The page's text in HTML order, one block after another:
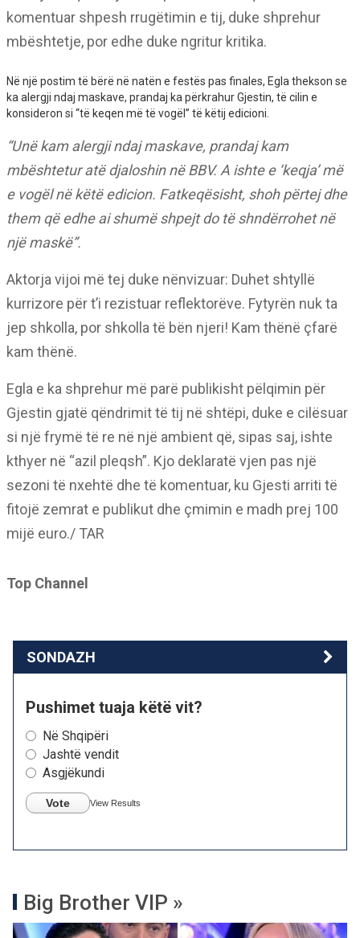
komentuar shpesh rrugëtimin e tij, duke shprehur
mbështetje, por edhe duke ngritur kritika.
Në një postim të bërë në natën e festës pas finales, Egla thekson se
ka alergji ndaj maskave, prandaj ka përkrahur Gjestin, të cilin e
konsideron si “të keqen më të vogël” të këtij edicioni.
“Unë kam alergji ndaj maskave, prandaj kam
mbështetur atë djaloshin në BBV. A ishte e ‘keqja’ më
e vogël në këtë edicion. Fatkeqësisht, shoh përtej dhe
them që edhe ai shumë shpejt do të shndërrohet në
një maskë”.
Aktorja vijoi më tej duke nënvizuar: Duhet shtyllë
kurrizore për t’i rezistuar reflektorëve. Fytyrën nuk ta
jep shkolla, por shkolla të bën njeri! Kam thënë çfarë
kam thënë.
Egla e ka shprehur më parë publikisht pëlqimin për
Gjestin gjatë qëndrimit të tij në shtëpi, duke e cilësuar
si një frymë të re në një ambient që, sipas saj, ishte
kthyer në “azil pleqsh”. Kjo deklaratë vjen pas një
sezoni të nxehtë dhe të komentuar, ku Gjesti arriti të
fitojë zemrat e publikut dhe çmimin e madh prej 100
mijë euro./ TAR
Top Channel
SONDAZH
Pushimet tuaja këtë vit?
Në Shqipëri
Jashtë vendit
Asgjëkundi
Vote View Results
Big Brother VIP »